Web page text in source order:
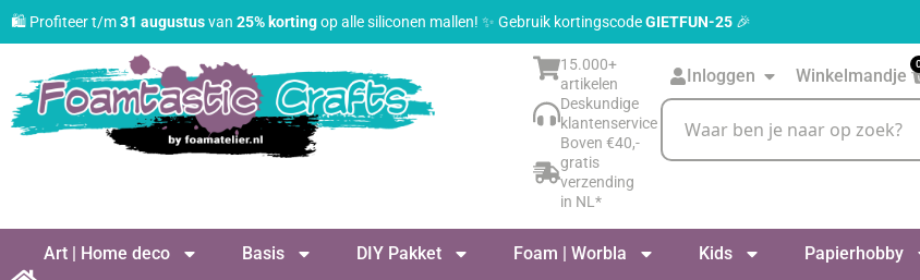
🛍️ Profiteer t/m31 augustusvan 25% kortingop alle siliconen mallen! ✨ Gebruik kortingscodeGIETFUN-25 🎉
15.000+
artikelen
Deskundige
klantenservice
Boven €40,-
gratis
verzending
in NL*
Inloggen Winkelmandje
Art | Home deco Basis DIY Pakket Foam | Worbla Kids Papierhobby